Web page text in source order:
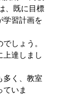
、既に目標
学習計画を
しょう。
上達しまし
多く、教室
ていま